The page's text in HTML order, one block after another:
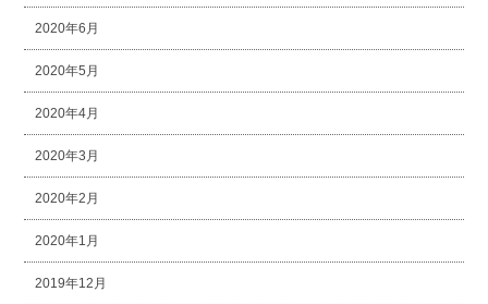
2020年6月
2020年5月
2020年4月
2020年3月
2020年2月
2020年1月
2019年12月